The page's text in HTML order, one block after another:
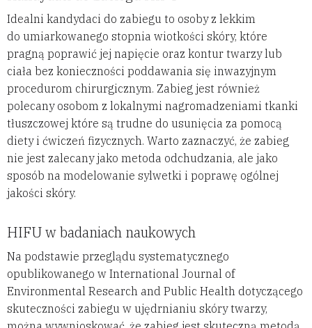
Idealni kandydaci do zabiegu to osoby z lekkim
do umiarkowanego stopnia wiotkości skóry, które
pragną poprawić jej napięcie oraz kontur twarzy lub
ciała bez konieczności poddawania się inwazyjnym
procedurom chirurgicznym. Zabieg jest również
polecany osobom z lokalnymi nagromadzeniami tkanki
tłuszczowej które są trudne do usunięcia za pomocą
diety i ćwiczeń fizycznych. Warto zaznaczyć, że zabieg
nie jest zalecany jako metoda odchudzania, ale jako
sposób na modelowanie sylwetki i poprawę ogólnej
jakości skóry.
HIFU w badaniach naukowych
Na podstawie przeglądu systematycznego
opublikowanego w International Journal of
Environmental Research and Public Health dotyczącego
skuteczności zabiegu w ujędrnianiu skóry twarzy,